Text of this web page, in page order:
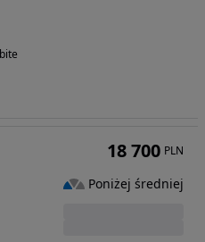
18 700 PLN
Poniżej średniej